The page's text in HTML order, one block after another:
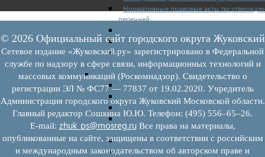
Нормативные правовые акты по
перечней
Программы по развитию МСП
Нормативные правовые акты по
мерам поддержки субъектов МСП
Имущество для бизнеса
Перечень имущества для МСП
Паспорта объектов, включенных в
Информация о льготах
Сведения о коммерческой недвижимости,
предлагаемой бизнесу
Сведения о проводимых торгах
Инвестиционная карта Московской
© 2026 Официальный сайт городского округа Жуковский
Сетевое издание «Жуковский.ру» зарегистрировано в Федеральной
службе по надзору в сфере связи, информационных технологий и
массовых коммуникаций (Роскомнадзор). Свидетельство о
регистрации ЭЛ № ФС77 — 77837 от 19.02.2020. Учредитель
Администрация городского округа Жуковский Московской области.
Главный редактор Сошкина Ю.Ю. Телефон: (495) 556–65–26.
E‑mail: zhuk_ps@mosreg.ruВсе права на материалы,
опубликованные на сайте, защищены в соответствии с российским
и международным законодательством об авторском праве и